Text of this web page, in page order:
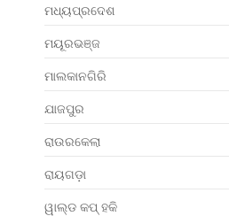
ମଧ୍ୟପ୍ରଦେଶ
ମୟୂରଭଞ୍ଜ
ମାଲକାନଗିରି
ଯାଜପୁର
ରାଉରକେଲା
ରାୟଗଡ଼ା
ୱାଲ୍ଡ କପ୍ ହକି